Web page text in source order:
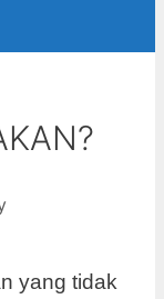
yang tidak